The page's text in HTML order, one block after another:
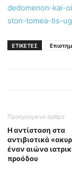
dedomenon-kai-
ston-tomea-tis-
ΕΤΙΚΕΤΕΣ
Προηγούμενο άρθρο
Η αντίσταση στα
αντιβιοτικά
έναν αιώνα
προόδου